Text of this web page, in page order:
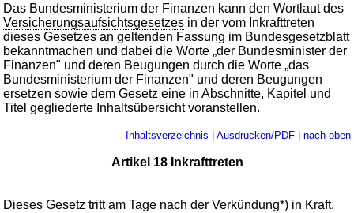
Das Bundesministerium der Finanzen kann den Wortlaut des
Versicherungsaufsichtsgesetzes in der vom Inkrafttreten
dieses Gesetzes an geltenden Fassung im Bundesgesetzblatt
bekanntmachen und dabei die Worte „der Bundesminister der
Finanzen" und deren Beugungen durch die Worte „das
Bundesministerium der Finanzen" und deren Beugungen
ersetzen sowie dem Gesetz eine in Abschnitte, Kapitel und
Titel gegliederte Inhaltsübersicht voranstellen.
Inhaltsverzeichnis | Ausdrucken/PDF| nach oben
Artikel 18 Inkrafttreten
Dieses Gesetz tritt am Tage nach der Verkündung*) in Kraft.